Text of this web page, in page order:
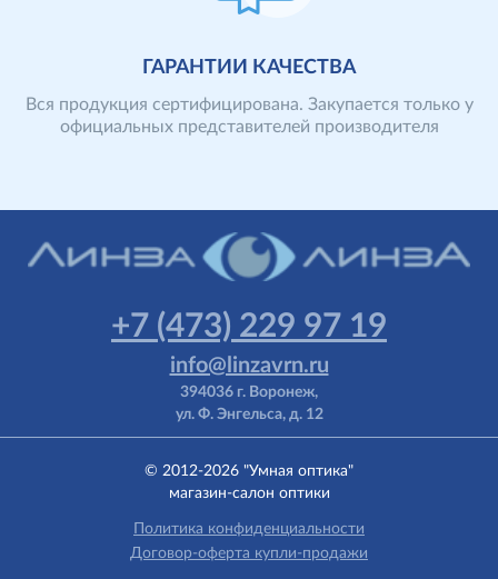
ГАРАНТИИ КАЧЕСТВА
Вся продукция сертифицирована. Закупается только у
официальных представителей производителя
хранится с соблюдением рекомендованных условий.
мы бесплатно заменим бракованный или
поврежденный при доставке товар.
+7 (473) 229 97 19
info@linzavrn.ru
394036 г. Воронеж,
ул. Ф. Энгельса, д. 12
© 2012-2026 "Умная оптика"
магазин-салон оптики
Политика конфиденциальности
Договор-оферта купли-продажи